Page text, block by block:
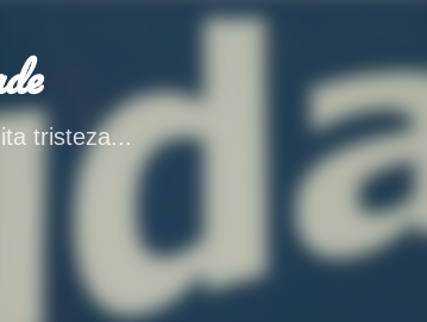
Ir al contenido principal
tristeza...